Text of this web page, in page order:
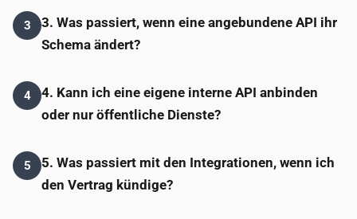
3
3. Was passiert, wenn eine angebundene API ihr
Schema ändert?
4
4. Kann ich eine eigene interne API anbinden
oder nur öffentliche Dienste?
5
5. Was passiert mit den Integrationen, wenn ich
den Vertrag kündige?